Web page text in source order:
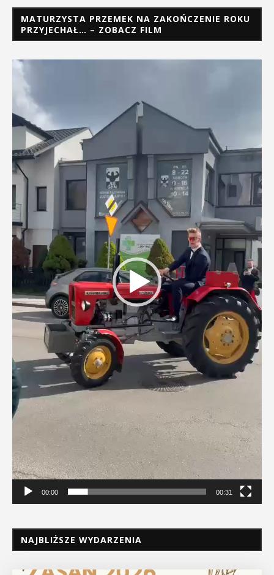
MATURZYSTA PRZEMEK NA ZAKOŃCZENIE ROKU
PRZYJECHAŁ… – ZOBACZ FILM
Odtwarzacz
00:00 00:31
NAJBLIŻSZE WYDARZENIA